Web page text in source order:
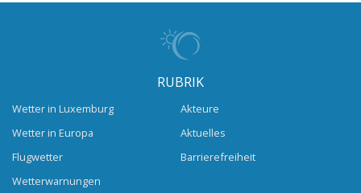
RUBRIK
Wetter in Luxemburg
Wetter in Europa
Flugwetter
Wetterwarnungen
Akteure
Aktuelles
Barrierefreiheit